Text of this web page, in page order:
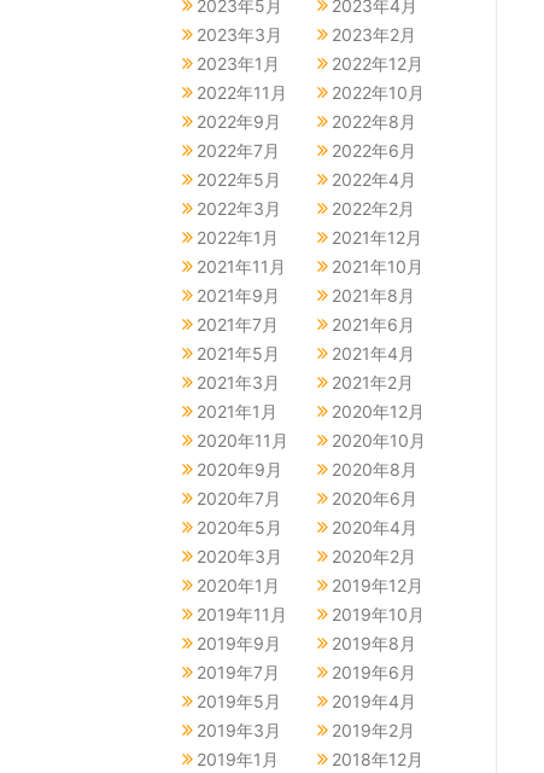
2023年5月
2023年4月
2023年3月
2023年2月
2023年1月
2022年12月
2022年11月
2022年10月
2022年9月
2022年8月
2022年7月
2022年6月
2022年5月
2022年4月
2022年3月
2022年2月
2022年1月
2021年12月
2021年11月
2021年10月
2021年9月
2021年8月
2021年7月
2021年6月
2021年5月
2021年4月
2021年3月
2021年2月
2021年1月
2020年12月
2020年11月
2020年10月
2020年9月
2020年8月
2020年7月
2020年6月
2020年5月
2020年4月
2020年3月
2020年2月
2020年1月
2019年12月
2019年11月
2019年10月
2019年9月
2019年8月
2019年7月
2019年6月
2019年5月
2019年4月
2019年3月
2019年2月
2019年1月
2018年12月